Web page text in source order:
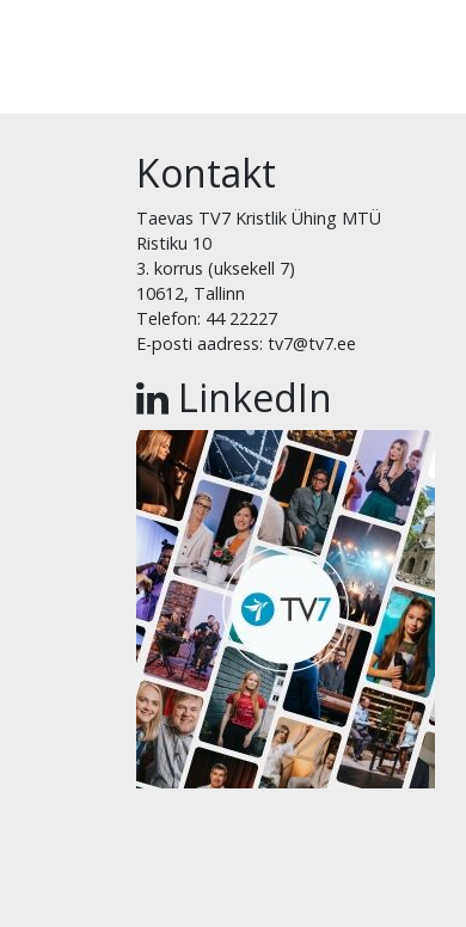
Kontakt
Taevas TV7 Kristlik Ühing MTÜ
Ristiku 10
3. korrus (uksekell 7)
10612, Tallinn
Telefon: 44 22227
E-posti aadress: tv7@tv7.ee
LinkedIn